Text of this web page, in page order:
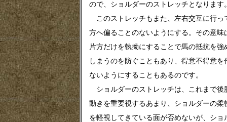
ので、ショルダーのストレッチとなります
このストレッチもまた、左右交互に行っ
方へ偏ることのないようにする。その意味
片方だけを執拗にすることで馬の抵抗を強
しまうのを防ぐこともあり、得意不得意を
ないようにすることもあるのです。
ショルダーのストレッチは、これまで後
動きを重要視するあまり、ショルダーの柔
を軽視してきている面が否めないが、ショ